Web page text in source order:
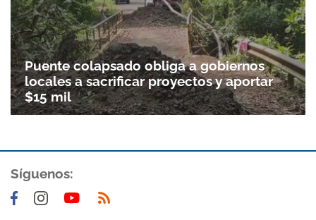
Puente colapsado obliga a gobiernos
locales a sacrificar proyectos y aportar
$15 mil
Síguenos: